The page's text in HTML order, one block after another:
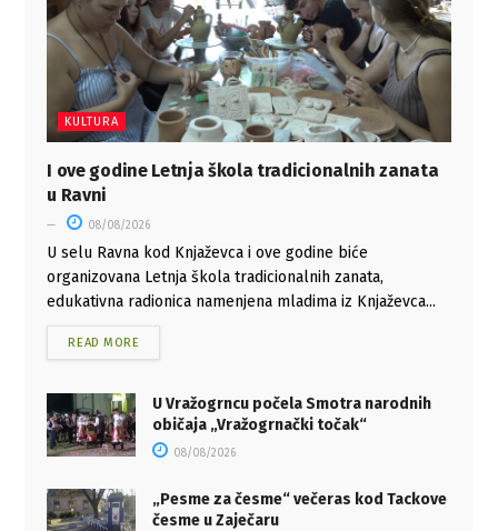
KULTURA
I ove godine Letnja škola tradicionalnih zanata
u Ravni
08/08/2026
U selu Ravna kod Knjaževca i ove godine biće
organizovana Letnja škola tradicionalnih zanata,
edukativna radionica namenjena mladima iz Knjaževca...
READ MORE
U Vražogrncu počela Smotra narodnih
običaja „Vražogrnački točak“
08/08/2026
„Pesme za česme“ večeras kod Tackove
česme u Zaječaru